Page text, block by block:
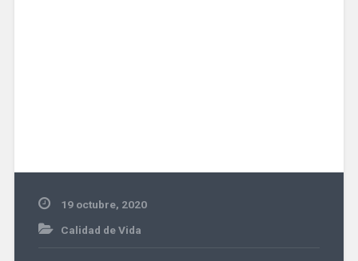
19 octubre, 2020
Calidad de Vida